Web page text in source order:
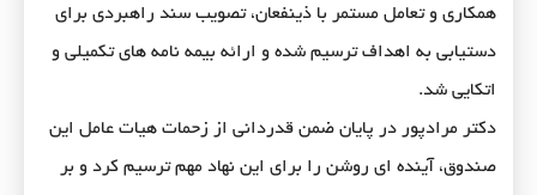
همکاری و تعامل مستمر با ذینفعان، تصویب سند راهبردی برای
دستیابی به اهداف ترسیم شده و ارائه بیمه نامه های تکمیلی و
اتکایی شد.
دکتر مرادپور در پایان ضمن قدردانی از زحمات هیات عامل این
صندوق، آینده ای روشن را برای این نهاد مهم ترسیم کرد و بر